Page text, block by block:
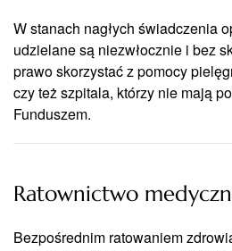
W stanach nagłych świadczenia
udzielane są niezwłocznie i bez
prawo skorzystać z pomocy
czy też szpitala, którzy nie mają
Funduszem.
Ratownictwo
Bezpośrednim ratowaniem